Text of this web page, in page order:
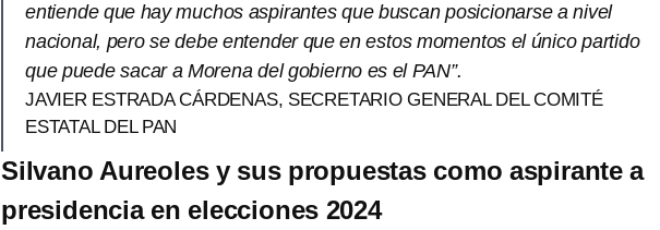
entiende que hay muchos aspirantes que buscan posicionarse a nivel
nacional, pero se debe entender que en estos momentos el único partido
que puede sacar a Morena del gobierno es el PAN”.
JAVIER ESTRADA CÁRDENAS, SECRETARIO GENERAL DEL COMITÉ
ESTATAL DEL PAN
Silvano Aureoles y sus propuestas como aspirante a
presidencia en elecciones 2024